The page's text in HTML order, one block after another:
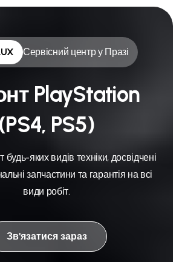
Сервісний центр у Празі
PlayStation
(PS4, PS5)
яких видів техніки, досвідчені
запчастини та гарантія на всі
види робіт.
Зв'язатися зараз